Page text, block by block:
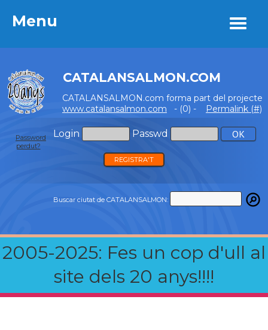
Menu
CATALANSALMON.COM
CATALANSALMON.com forma part del projecte
www.catalansalmon.com - (0) - Permalink (#)
Login Passwd
Password
perdut?
REGISTRA'T
Buscar ciutat de CATALANSALMON:
2005-2025: Fes un cop d'ull al
site dels 20 anys!!!!
Menu